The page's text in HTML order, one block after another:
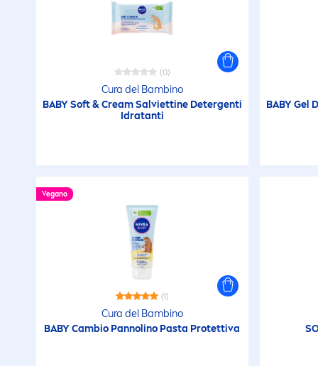
(0)
Cura del Bambino
BABY Soft & Cream Salviettine Detergenti
Idratanti
BABY Gel
Vegano
(1)
Cura del Bambino
BABY Cambio Pannolino Pasta Protettiva